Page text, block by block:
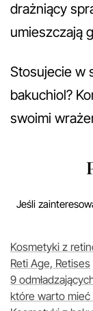
drażniący
umieszczają
Stosujecie w
bakuchiol?
swoimi
Jeśli
Kosmetyki z
Reti Age, Retises
9
które warto mieć